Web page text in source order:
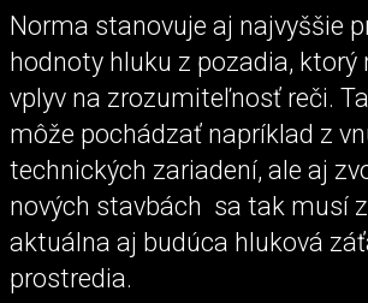
Norma stanovuje aj najvyššie
hodnoty hluku z pozadia,
vplyv na zrozumiteľnosť reči.
môže pochádzať napríklad z
technických zariadení, ale aj
nových stavbách sa tak musí
aktuálna aj budúca hluková
prostredia.